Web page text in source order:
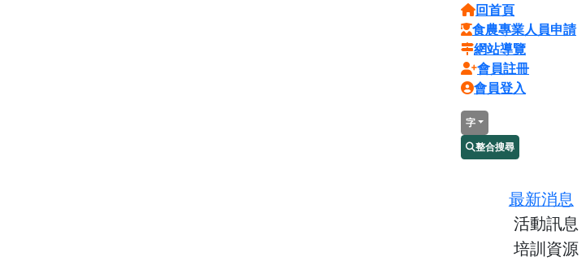
回首頁
食農專業人員申請
網站導覽
會員註冊
會員登入
字
整合搜尋
最新消息
活動訊息
培訓資源